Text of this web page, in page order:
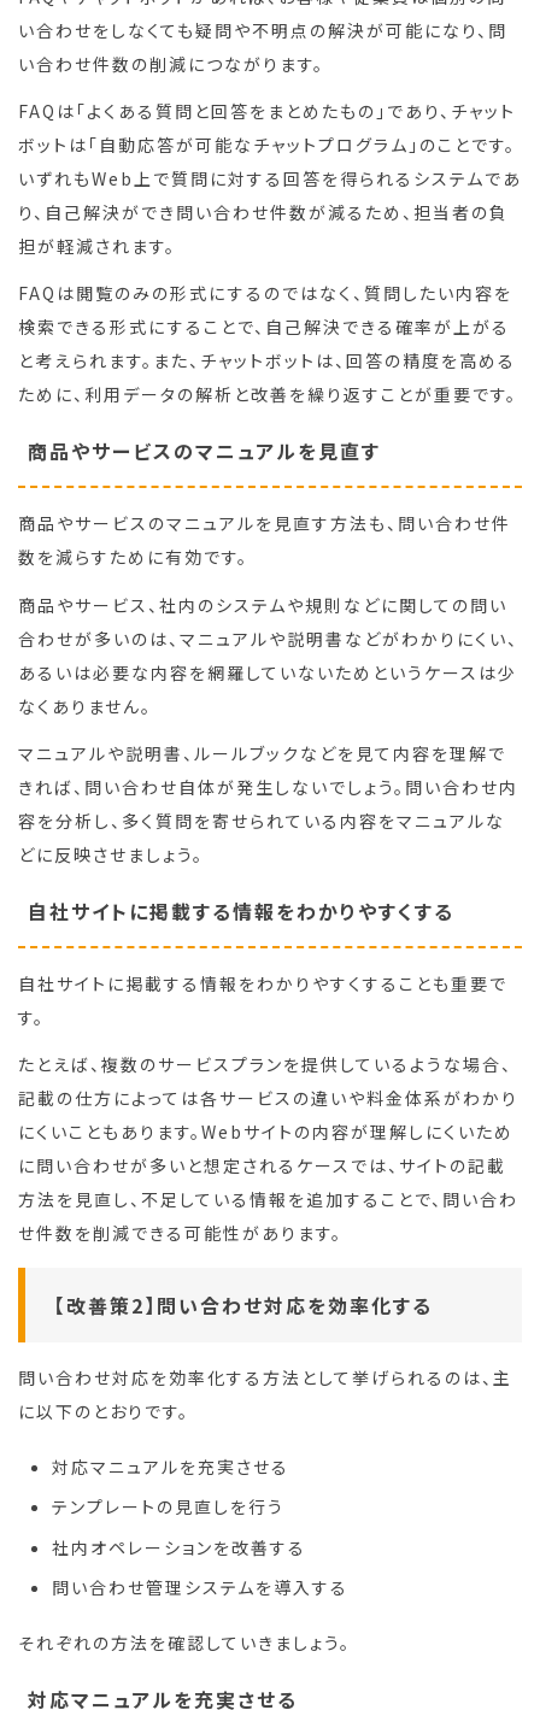
い合わせをしなくても疑問や不明点の解決が可能になり、問
い合わせ件数の削減につながります。
FAQは「よくある質問と回答をまとめたもの」であり、チャット
ボットは「自動応答が可能なチャットプログラム」のことです。
いずれもWeb上で質問に対する回答を得られるシステムであ
り、自己解決ができ問い合わせ件数が減るため、担当者の負
担が軽減されます。
FAQは閲覧のみの形式にするのではなく、質問したい内容を
検索できる形式にすることで、自己解決できる確率が上がる
と考えられます。また、チャットボットは、回答の精度を高める
ために、利用データの解析と改善を繰り返すことが重要です。
商品やサービスのマニュアルを見直す
商品やサービスのマニュアルを見直す方法も、問い合わせ件
数を減らすために有効です。
商品やサービス、社内のシステムや規則などに関しての問い
合わせが多いのは、マニュアルや説明書などがわかりにくい、
あるいは必要な内容を網羅していないためというケースは少
なくありません。
マニュアルや説明書、ルールブックなどを見て内容を理解で
きれば、問い合わせ自体が発生しないでしょう。問い合わせ内
容を分析し、多く質問を寄せられている内容をマニュアルな
どに反映させましょう。
自社サイトに掲載する情報をわかりやすくする
自社サイトに掲載する情報をわかりやすくすることも重要で
す。
たとえば、複数のサービスプランを提供しているような場合、
記載の仕方によっては各サービスの違いや料金体系がわかり
にくいこともあります。Webサイトの内容が理解しにくいため
に問い合わせが多いと想定されるケースでは、サイトの記載
方法を見直し、不足している情報を追加することで、問い合わ
せ件数を削減できる可能性があります。
【改善策2】問い合わせ対応を効率化する
問い合わせ対応を効率化する方法として挙げられるのは、主
に以下のとおりです。
対応マニュアルを充実させる
テンプレートの見直しを行う
社内オペレーションを改善する
問い合わせ管理システムを導入する
それぞれの方法を確認していきましょう。
対応マニュアルを充実させる